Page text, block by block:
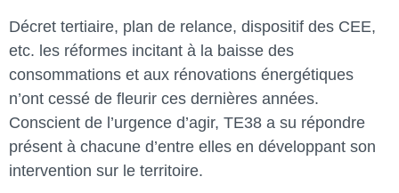
Décret tertiaire, plan de relance, dispositif des CEE,
etc. les réformes incitant à la baisse des
consommations et aux rénovations énergétiques
n’ont cessé de fleurir ces dernières années.
Conscient de l’urgence d’agir, TE38 a su répondre
présent à chacune d’entre elles en développant son
intervention sur le territoire.